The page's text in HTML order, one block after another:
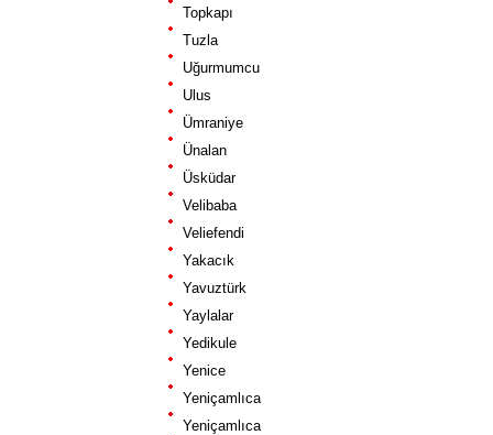
Topkapı
Tuzla
Uğurmumcu
Ulus
Ümraniye
Ünalan
Üsküdar
Velibaba
Veliefendi
Yakacık
Yavuztürk
Yaylalar
Yedikule
Yenice
Yeniçamlıca
Yeniçamlıca